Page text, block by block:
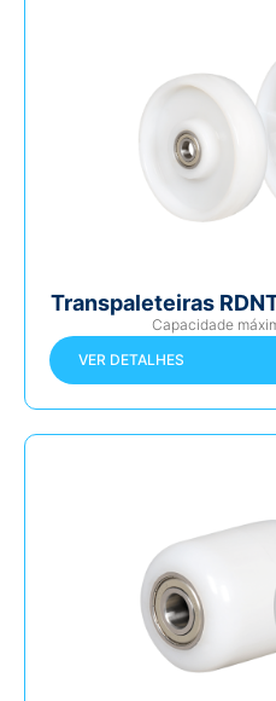
Transpaleteiras
Capacidade
VER DETALHES